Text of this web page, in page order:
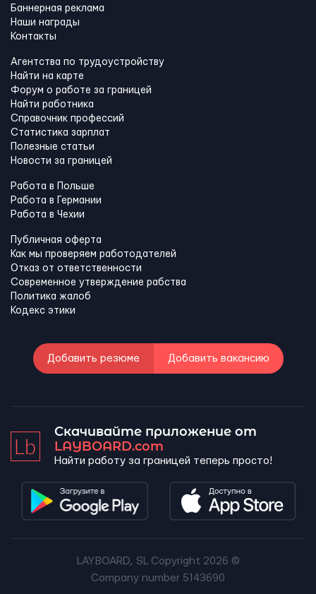
Баннерная реклама
Наши награды
Контакты
Агентства по трудоустройству
Найти на карте
Форум о работе за границей
Найти работника
Справочник профессий
Статистика зарплат
Полезные статьи
Новости за границей
Работа в Польше
Работа в Германии
Работа в Чехии
Публичная оферта
Как мы проверяем работодателей
Отказ от ответственности
Современное утверждение рабства
Политика жалоб
Кодекс этики
Добавить резюме Добавить вакансию
Скачивайте приложение от
LAYBOARD.com
Найти работу за границей теперь просто!
LAYBOARD, SL Copyright 2026 ©
Company number 5143690